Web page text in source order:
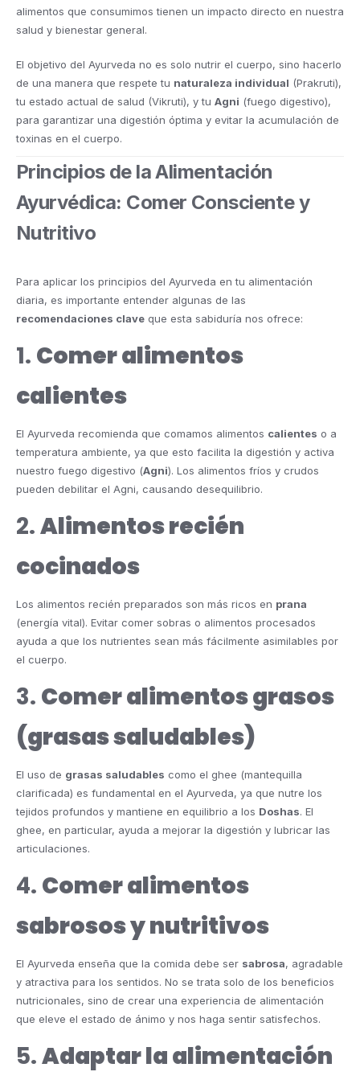
alimentos que consumimos tienen un impacto directo en nuestra
salud y bienestar general.
El objetivo del Ayurveda no es solo nutrir el cuerpo, sino hacerlo
de una manera que respete tu naturaleza individual (Prakruti),
tu estado actual de salud (Vikruti), y tu Agni (fuego digestivo),
para garantizar una digestión óptima y evitar la acumulación de
toxinas en el cuerpo.
Principios de la Alimentación
Ayurvédica: Comer Consciente y
Nutritivo
Para aplicar los principios del Ayurveda en tu alimentación
diaria, es importante entender algunas de las
recomendaciones clave que esta sabiduría nos ofrece:
1. Comer alimentos
calientes
El Ayurveda recomienda que comamos alimentos calientes o a
temperatura ambiente, ya que esto facilita la digestión y activa
nuestro fuego digestivo (Agni). Los alimentos fríos y crudos
pueden debilitar el Agni, causando desequilibrio.
2.Alimentos recién
cocinados
Los alimentos recién preparados son más ricos en prana
(energía vital). Evitar comer sobras o alimentos procesados
ayuda a que los nutrientes sean más fácilmente asimilables por
el cuerpo.
3. Comer alimentos grasos
(grasas saludables)
El uso de grasas saludables como el ghee (mantequilla
clarificada) es fundamental en el Ayurveda, ya que nutre los
tejidos profundos y mantiene en equilibrio a los Doshas. El
ghee, en particular, ayuda a mejorar la digestión y lubricar las
articulaciones.
4. Comer alimentos
sabrosos y nutritivos
El Ayurveda enseña que la comida debe ser sabrosa, agradable
y atractiva para los sentidos. No se trata solo de los beneficios
nutricionales, sino de crear una experiencia de alimentación
que eleve el estado de ánimo y nos haga sentir satisfechos.
5.Adaptar la alimentación